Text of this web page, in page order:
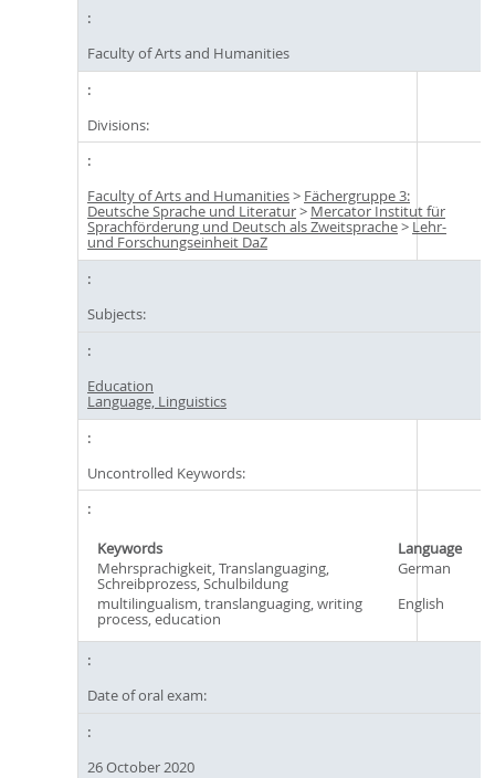
Faculty of Arts and Humanities
Divisions:
Faculty of Arts and Humanities> Fächergruppe 3:
Deutsche Sprache und Literatur> Mercator Institut für
Sprachförderung und Deutsch als Zweitsprache> Lehr-
und Forschungseinheit DaZ
Subjects:
Education
Language, Linguistics
Uncontrolled Keywords:
Keywords
Language
Mehrsprachigkeit, Translanguaging,
Schreibprozess, Schulbildung
German
multilingualism, translanguaging, writing
process, education
English
Date of oral exam:
26 October 2020